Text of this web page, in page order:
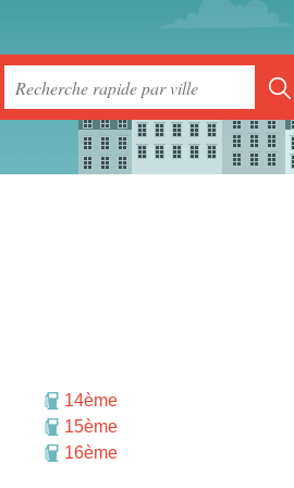
14ème
15ème
16ème